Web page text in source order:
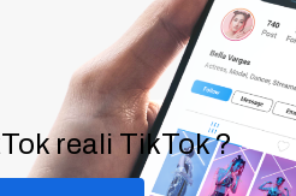
reali TikTok ?